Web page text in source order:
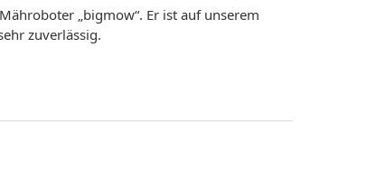
„bigmow“. Er ist auf unserem
zuverlässig.